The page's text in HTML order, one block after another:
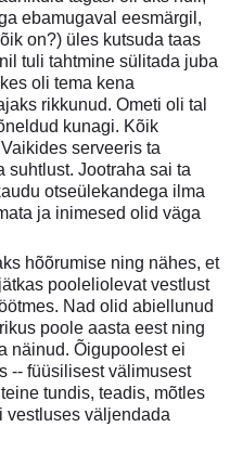
ebamugaval eesmärgil,
on?) üles kutsuda taas
tuli tahtmine sülitada juba
oli tema kena
rikkunud. Ometi oli tal
kunagi. Kõik
serveeris ta
suhtlust. Jootraha sai ta
otseülekandega ilma
ja inimesed olid väga
hõõrumise ning nähes, et
pooleliolevat vestlust
Nad olid abiellunud
poole aasta eest ning
näinud. Õigupoolest ei
-- füüsilisest välimusest
tundis, teadis, mõtles
vestluses väljendada